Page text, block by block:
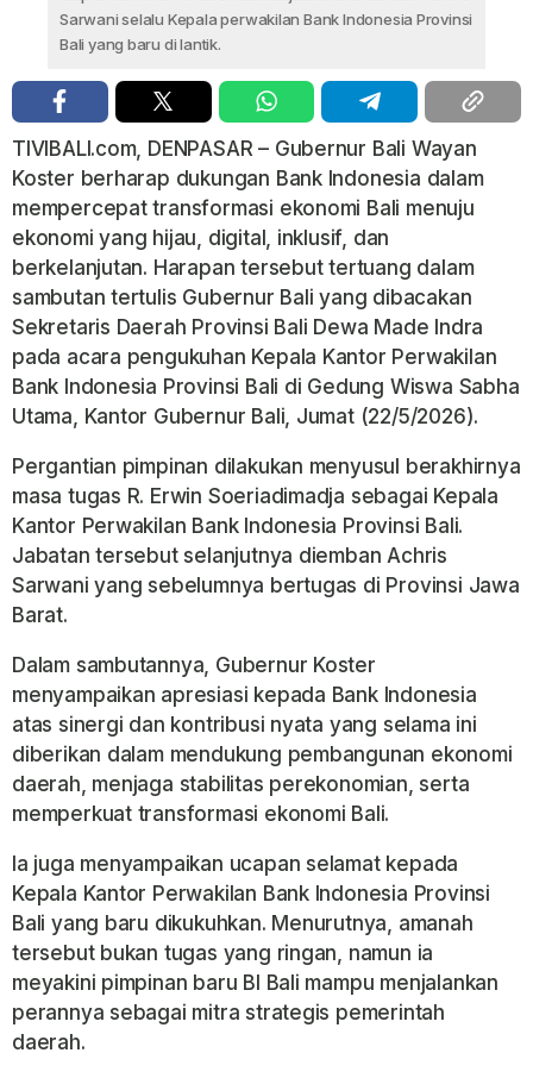
Sarwani selalu Kepala perwakilan Bank Indonesia Provinsi
Bali yang baru di lantik.
TIVIBALI.com, DENPASAR – Gubernur Bali Wayan
Koster berharap dukungan Bank Indonesia dalam
mempercepat transformasi ekonomi Bali menuju
ekonomi yang hijau, digital, inklusif, dan
berkelanjutan. Harapan tersebut tertuang dalam
sambutan tertulis Gubernur Bali yang dibacakan
Sekretaris Daerah Provinsi Bali Dewa Made Indra
pada acara pengukuhan Kepala Kantor Perwakilan
Bank Indonesia Provinsi Bali di Gedung Wiswa Sabha
Utama, Kantor Gubernur Bali, Jumat (22/5/2026).
Pergantian pimpinan dilakukan menyusul berakhirnya
masa tugas R. Erwin Soeriadimadja sebagai Kepala
Kantor Perwakilan Bank Indonesia Provinsi Bali.
Jabatan tersebut selanjutnya diemban Achris
Sarwani yang sebelumnya bertugas di Provinsi Jawa
Barat.
Dalam sambutannya, Gubernur Koster
menyampaikan apresiasi kepada Bank Indonesia
atas sinergi dan kontribusi nyata yang selama ini
diberikan dalam mendukung pembangunan ekonomi
daerah, menjaga stabilitas perekonomian, serta
memperkuat transformasi ekonomi Bali.
Ia juga menyampaikan ucapan selamat kepada
Kepala Kantor Perwakilan Bank Indonesia Provinsi
Bali yang baru dikukuhkan. Menurutnya, amanah
tersebut bukan tugas yang ringan, namun ia
meyakini pimpinan baru BI Bali mampu menjalankan
perannya sebagai mitra strategis pemerintah
daerah.